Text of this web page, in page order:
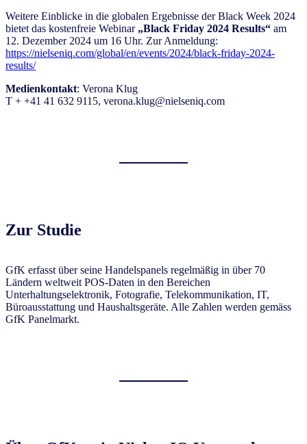
Weitere Einblicke in die globalen Ergebnisse der Black Week 2024
bietet das kostenfreie Webinar „Black Friday 2024 Results“ am
12. Dezember 2024 um 16 Uhr. Zur Anmeldung:
https://nielseniq.com/global/en/events/2024/black-friday-2024-
results/
Medienkontakt: Verona Klug
T + +41 41 632 9115, verona.klug@nielseniq.com
Zur Studie
GfK erfasst über seine Handelspanels regelmäßig in über 70
Ländern weltweit POS-Daten in den Bereichen
Unterhaltungselektronik, Fotografie, Telekommunikation, IT,
Büroausstattung und Haushaltsgeräte. Alle Zahlen werden gemäss
GfK Panelmarkt.